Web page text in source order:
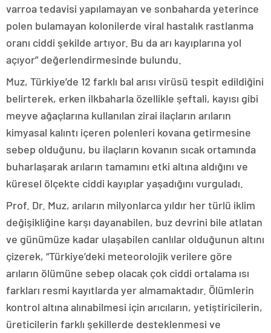
varroa tedavisi yapılamayan ve sonbaharda yeterince
polen bulamayan kolonilerde viral hastalık rastlanma
oranı ciddi şekilde artıyor. Bu da arı kayıplarına yol
açıyor” değerlendirmesinde bulundu.
Muz, Türkiye’de 12 farklı bal arısı virüsü tespit edildiğini
belirterek, erken ilkbaharla özellikle şeftali, kayısı gibi
meyve ağaçlarına kullanılan zirai ilaçların arıların
kimyasal kalıntı içeren polenleri kovana getirmesine
sebep olduğunu, bu ilaçların kovanın sıcak ortamında
buharlaşarak arıların tamamını etki altına aldığını ve
küresel ölçekte ciddi kayıplar yaşadığını vurguladı.
Prof. Dr. Muz, arıların milyonlarca yıldır her türlü iklim
değişikliğine karşı dayanabilen, buz devrini bile atlatan
ve günümüze kadar ulaşabilen canlılar olduğunun altını
çizerek, “Türkiye’deki meteorolojik verilere göre
arıların ölümüne sebep olacak çok ciddi ortalama ısı
farkları resmi kayıtlarda yer almamaktadır. Ölümlerin
kontrol altına alınabilmesi için arıcıların, yetiştiricilerin,
üreticilerin farklı şekillerde desteklenmesi ve